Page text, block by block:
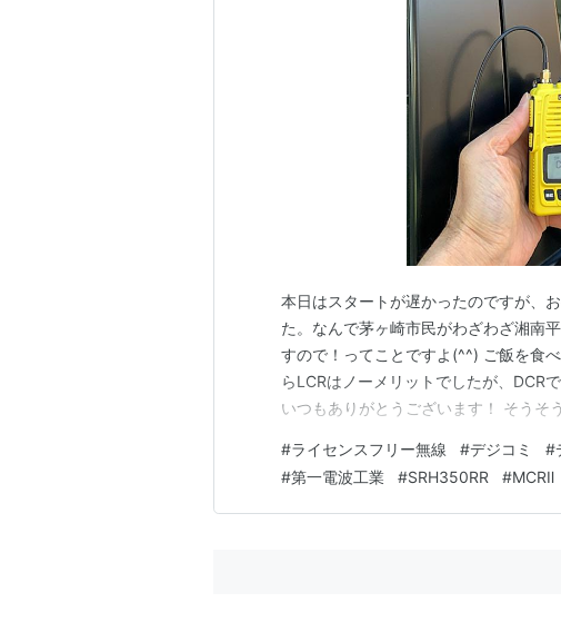
本日はスタートが遅かったのですが、
た。なんで茅ヶ崎市民がわざわざ湘南
すので！ってことですよ(^^) ご飯を食
らLCRはノーメリットでしたが、DCR
いつもありがとうございます！ そうそ
www.diamond-ant.co.jp 下記のように
電波…
#ライセンスフリー無線 #デジコミ #
#第一電波工業 #SRH350RR #MCRⅡ